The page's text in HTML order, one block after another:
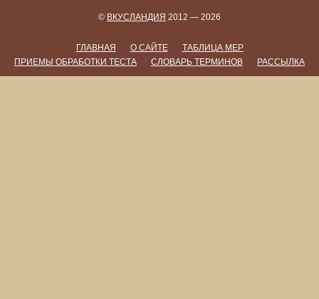
© ВКУСЛАНДИЯ 2012 — 2026
ГЛАВНАЯ О САЙТЕ
ТАБЛИЦА МЕР
ПРИЕМЫ ОБРАБОТКИ ТЕСТА
СЛОВАРЬ ТЕРМИНОВ РАССЫЛКА